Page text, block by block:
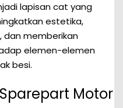
lapisan cat yang
estetika,
dan memberikan
elemen-elemen
besi.
Motor